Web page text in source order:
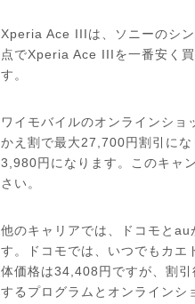
Xperia Ace IIIは、ソニーのシ
点でXperia Ace IIIを一番安く
す。
ワイモバイルのオンラインシ
かえ割で最大27,700円割引に
3,980円になります。このキャ
さい。
他のキャリアでは、ドコモと
す。ドコモでは、いつでもカエ
体価格は34,408円ですが、割
するプログラムとオンラインシ